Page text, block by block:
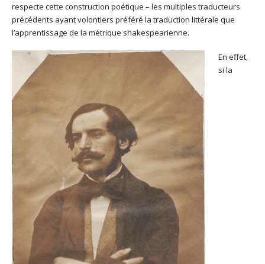
respecte cette construction poétique – les multiples traducteurs
précédents ayant volontiers préféré la traduction littérale que
l’apprentissage de la métrique shakespearienne.
En effet,
si la